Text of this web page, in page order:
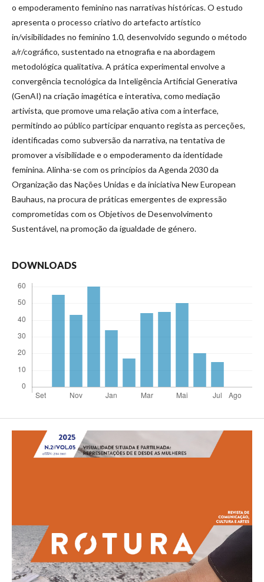
o empoderamento feminino nas narrativas históricas. O estudo
apresenta o processo criativo do artefacto artístico
in/visibilidades no feminino 1.0, desenvolvido segundo o método
a/r/cográfico, sustentado na etnografia e na abordagem
metodológica qualitativa. A prática experimental envolve a
convergência tecnológica da Inteligência Artificial Generativa
(GenAI) na criação imagética e interativa, como mediação
artivista, que promove uma relação ativa com a interface,
permitindo ao público participar enquanto regista as perceções,
identificadas como subversão da narrativa, na tentativa de
promover a visibilidade e o empoderamento da identidade
feminina. Alinha-se com os princípios da Agenda 2030 da
Organização das Nações Unidas e da iniciativa New European
Bauhaus, na procura de práticas emergentes de expressão
comprometidas com os Objetivos de Desenvolvimento
Sustentável, na promoção da igualdade de género.
DOWNLOADS